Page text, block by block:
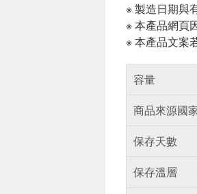
※ 製造日期與
※ 本產品網頁
※ 本產品文案
容量
商品來源國
保存天數
保存溫層